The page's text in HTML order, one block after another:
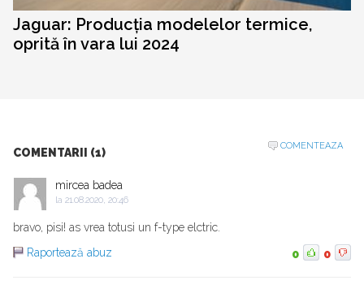
Jaguar: Producția modelelor termice,
oprită în vara lui 2024
COMENTARII (1)
COMENTEAZA
mircea badea
la 21.08.2020, 20:46
bravo, pisi! as vrea totusi un f-type elctric.
Raportează abuz
0 0